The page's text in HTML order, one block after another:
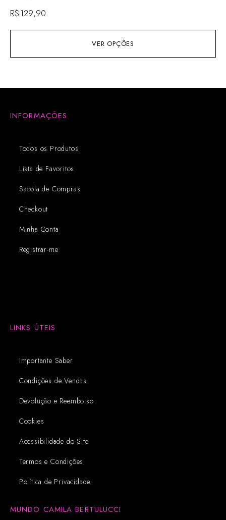
VER OPÇÕES
R$129,90
INFORMAÇÕES
Todos os Produtos
Lista de Favoritos
Sacola de Compras
Checkout
Minha Conta
Registrar-me
LINKS ÚTEIS
Importante Saber
Condições de Vendas
Devolução e Reembolso
Cookies
Acessibilidade do Site
Termos e Condições
Política de Privacidade
MUNDO CAMILA BERTULUCCI